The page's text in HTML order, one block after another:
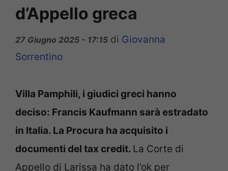
d’Appello greca
27 Giugno 2025 - 17:15 di Giovanna
Sorrentino
Villa Pamphili, i giudici greci hanno
deciso: Francis Kaufmann sarà estradato
in Italia. La Procura ha acquisito i
documenti del tax credit. La Corte di
Appello di Larissa ha dato l’ok per